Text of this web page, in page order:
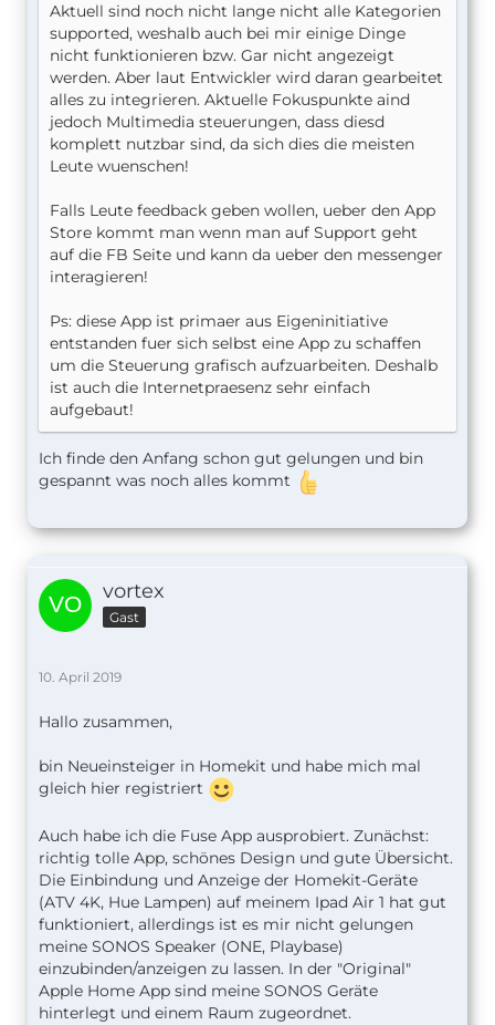
Aktuell sind noch nicht lange nicht alle Kategorien
supported, weshalb auch bei mir einige Dinge
nicht funktionieren bzw. Gar nicht angezeigt
werden. Aber laut Entwickler wird daran gearbeitet
alles zu integrieren. Aktuelle Fokuspunkte aind
jedoch Multimedia steuerungen, dass diesd
komplett nutzbar sind, da sich dies die meisten
Leute wuenschen!
Falls Leute feedback geben wollen, ueber den App
Store kommt man wenn man auf Support geht
auf die FB Seite und kann da ueber den messenger
interagieren!
Ps: diese App ist primaer aus Eigeninitiative
entstanden fuer sich selbst eine App zu schaffen
um die Steuerung grafisch aufzuarbeiten. Deshalb
ist auch die Internetpraesenz sehr einfach
aufgebaut!
Ich finde den Anfang schon gut gelungen und bin
gespannt was noch alles kommt
vortex
Gast
10. April 2019
Hallo zusammen,
bin Neueinsteiger in Homekit und habe mich mal
gleich hier registriert
Auch habe ich die Fuse App ausprobiert. Zunächst:
richtig tolle App, schönes Design und gute Übersicht.
Die Einbindung und Anzeige der Homekit-Geräte
(ATV 4K, Hue Lampen) auf meinem Ipad Air 1 hat gut
funktioniert, allerdings ist es mir nicht gelungen
meine SONOS Speaker (ONE, Playbase)
einzubinden/anzeigen zu lassen. In der "Original"
Apple Home App sind meine SONOS Geräte
hinterlegt und einem Raum zugeordnet.